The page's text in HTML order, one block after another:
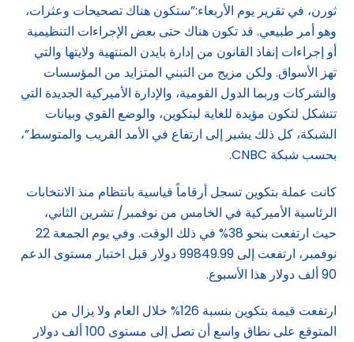
ثورن، في تقرير يوم الأربعاء:”ستكون هناك تصحيحات وعثرات،
وهو أمر طبيعي. قد تكون هناك حتى بعض الإجراءات التنظيمية
أو إجراءات إنفاذ القانون من إدارة بايدن المنتهية ولايتها والتي
تهز الأسواق. ولكن مزيج من التبني المتزايد من المؤسسات
والشركات وربما الدول القومية، والإدارة الأميركية الجديدة التي
تتشكل لتكون مؤيدة للغاية لبتكوين، والوضع القوي وبيانات
الشبكة، كل ذلك يشير إلى ارتفاع في الأمد القريب والمتوسط”،
بحسب شبكة CNBC.
كانت عملة بتكوين تسجل أرقاماً قياسية بانتظام منذ الانتخابات
الرئاسية الأميركية في الخامس من نوفمبر/ تشرين الثاني،
حيث ارتفعت بنحو 38% في ذلك الوقت. وفي يوم الجمعة 22
نوفمبر، ارتفعت إلى 99849.99 دولار قبل اختبار مستوى الدعم
90 ألف دولار هذا الأسبوع.
ارتفعت قيمة بتكوين بنسبة 126% خلال العام ولا يزال من
المتوقع على نطاق واسع أن تصل إلى مستوى 100 ألف دولار